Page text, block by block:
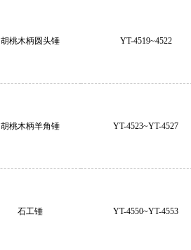
胡桃木柄圆头锤 YT-4519~4522
胡桃木柄羊角锤 YT-4523~YT-4527
石工锤 YT-4550~YT-4553